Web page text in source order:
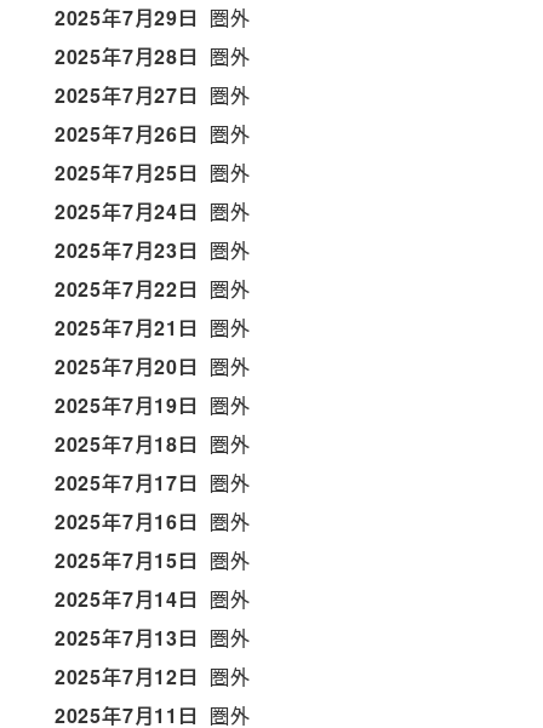
2025年7月29日 圏外
2025年7月28日 圏外
2025年7月27日 圏外
2025年7月26日 圏外
2025年7月25日 圏外
2025年7月24日 圏外
2025年7月23日 圏外
2025年7月22日 圏外
2025年7月21日 圏外
2025年7月20日 圏外
2025年7月19日 圏外
2025年7月18日 圏外
2025年7月17日 圏外
2025年7月16日 圏外
2025年7月15日 圏外
2025年7月14日 圏外
2025年7月13日 圏外
2025年7月12日 圏外
2025年7月11日 圏外